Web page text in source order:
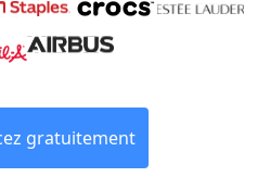
gratuitement